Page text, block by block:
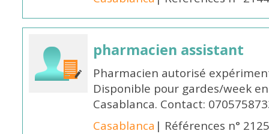
pharmacien assistant
Pharmacien autorisé
Disponible pour gardes/week
Casablanca. Contact:
Casablanca | Références n°